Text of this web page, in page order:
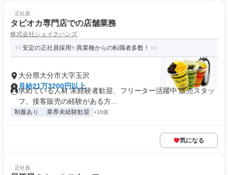
正社員
タピオカ専門店での店舗業務
株式会社シェイクハンズ
安定の正社員採用✨異業種からの転職者多数！
大分県大分市大字玉沢
月給21万3200円以上
求めている人材 未経験者歓迎、フリーター活躍中 販売スタッ
フ、接客販売の経験がある方...
制服あり 業界未経験歓迎 +16個
気になる
正社員